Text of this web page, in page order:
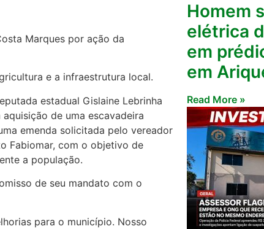
Marques por ação da
e a infraestrutura local.
estadual Gislaine Lebrinha
de uma escavadeira
emenda solicitada pelo vereador
Fabiomar, com o objetivo de
a população.
de seu mandato com o
para o município. Nosso
Homem
elétrica
em
em
Read More »